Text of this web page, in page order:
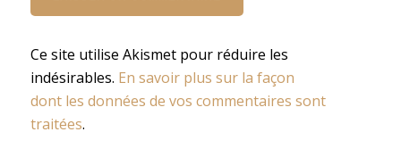
Ce site utilise Akismet pour réduire les
indésirables. En savoir plus sur la façon
dont les données de vos commentaires sont
traitées.